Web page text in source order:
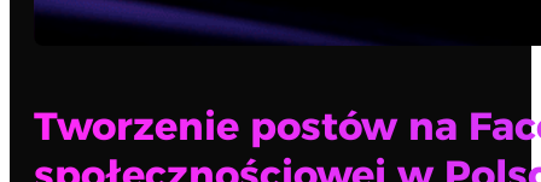
Tworzenie postów na